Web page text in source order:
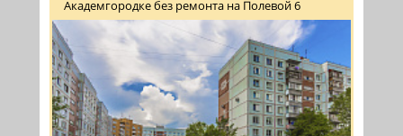
Академгородке без ремонта на Полевой 6